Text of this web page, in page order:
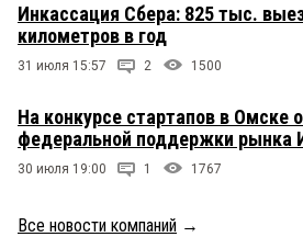
Инкассация Сбера: 825 тыс.
километров в год
31 июля 15:57 2 1500
На конкурсе стартапов в Омске
федеральной поддержки
30 июля 19:00 1 1767
Все новости компаний →